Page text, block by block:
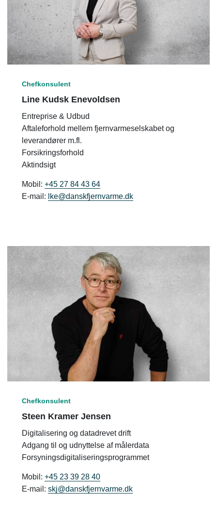
Chefkonsulent
Line Kudsk Enevoldsen
Entreprise & Udbud
Aftaleforhold mellem fjernvarmeselskabet og
leverandører m.fl.
Forsikringsforhold
Aktindsigt
Mobil: +45 27 84 43 64
E-mail:
lke@danskfjernvarme.dk
Chefkonsulent
Steen Kramer Jensen
Digitalisering og datadrevet drift
Adgang til og udnyttelse af målerdata
Forsyningsdigitaliseringsprogrammet
Mobil: +45 23 39 28 40
E-mail: skj@danskfjernvarme.dk